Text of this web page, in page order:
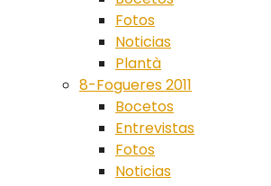
Fotos
Noticias
Plantà
8-Fogueres 2011
Bocetos
Entrevistas
Fotos
Noticias